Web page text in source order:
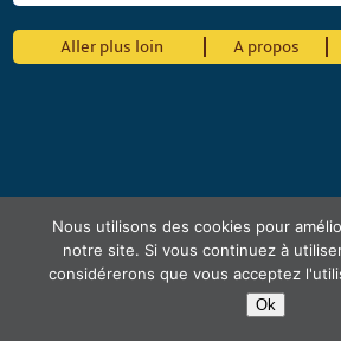
Aller plus loin A propos
Nous utilisons des cookies pour
notre site. Si vous continuez à
considérerons que vous acceptez
Ok